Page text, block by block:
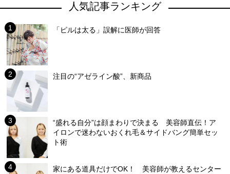
人気記事ランキング
「ピルは太る」誤解に医師が回答
注目の“アゼライン酸”、新商品
“盛れる自分”は顔まわりで決まる 美容師直伝！ア
イロンで迷わないおくれ毛＆サイドバング簡単セッ
ト術
家にある道具だけでOK！ 美容師が教えるセンター